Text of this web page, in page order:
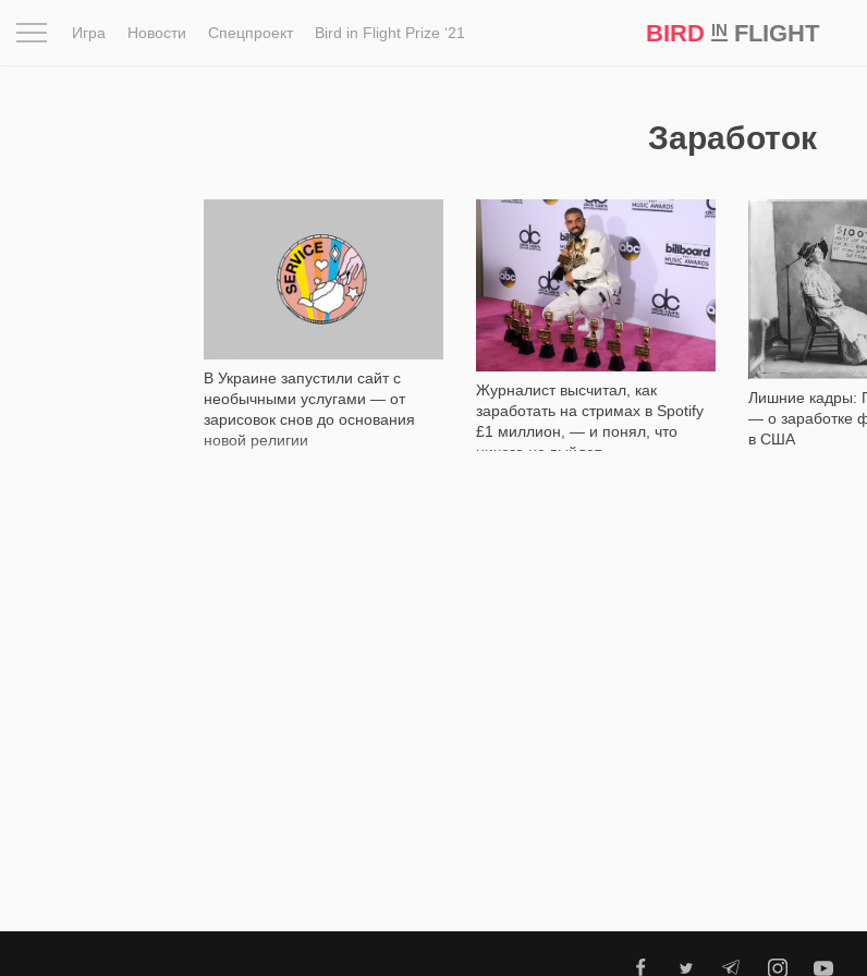
Игра Новости Спецпроект Bird in Flight Prize ‘21 BIRD INFLIGHT
Заработок
В Украине запустили сайт с
необычными услугами — от
зарисовок снов до основания
новой религии
Журналист высчитал, как
заработать на стримах в Spotify
£1 миллион, — и понял, что
ничего не выйдет
2 336
Лишние кадры:
— о заработке
в США
11 595